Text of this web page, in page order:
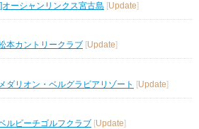
ーシャンリンクス宮古島 [Update]
本カントリークラブ
Update
ダリオン・ベルグラビアリゾート
[Update]
ルビーチゴルフクラブ [Update]